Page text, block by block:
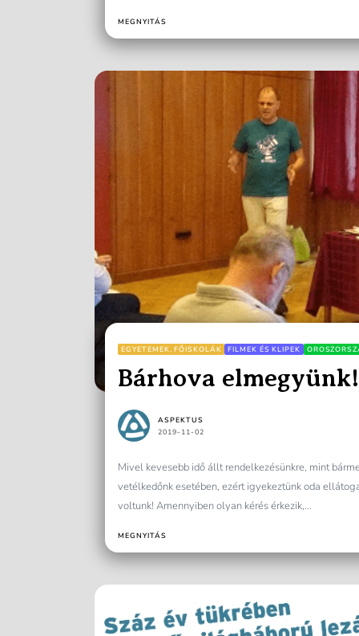
MEGNYITÁS
EGYETEMEK, FŐISKOLÁK FILMEK ÉS KLIPEK
Bárhova elmegyünk!
ASPEKTUS
2019-11-02
Mivel kevesebb idő állt rendelkezésünkre, mint
vetélkedőnk esetében, ezért igyekeztünk oda
voltunk! Amennyiben olyan kérés érkezik,...
MEGNYITÁS